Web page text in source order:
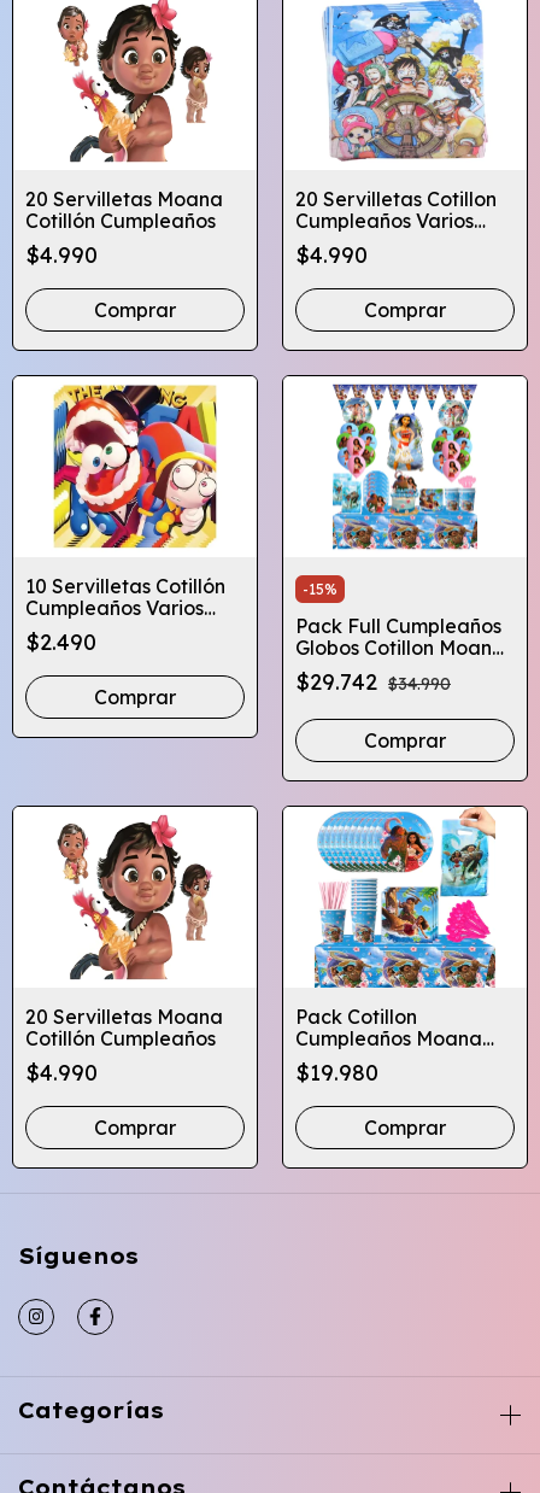
20 Servilletas Moana
Cotillón Cumpleaños
$4.990
Comprar
20 Servilletas Cotillon
Cumpleaños Varios
Diseños Infantiles
$4.990
Comprar
10 Servilletas Cotillón
Cumpleaños Varios
Diseños Infantiles
$2.490
Comprar
-15%
Pack Full Cumpleaños
Globos Cotillon Moana
X10 Globifiesta
$29.742 $34.990
Comprar
20 Servilletas Moana
Cotillón Cumpleaños
$4.990
Comprar
Pack Cotillon
Cumpleaños Moana
X10 Globifiesta
$19.980
Comprar
Síguenos
Categorías
Contáctanos